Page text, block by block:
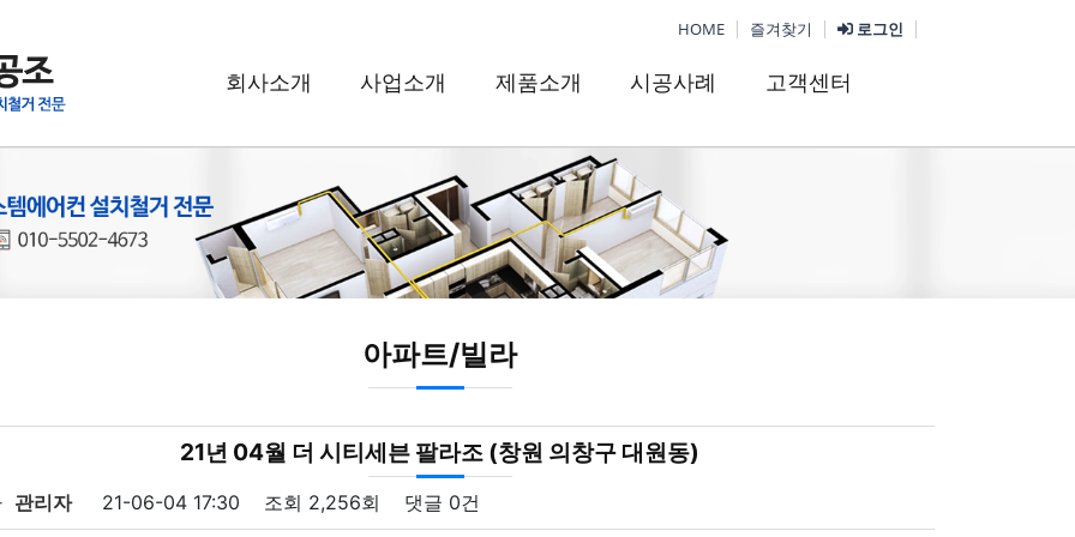
HOME 즐겨찾기 로그인
회사소개 사업소개 제품소개 시공사례 고객센터
아파트/빌라
21년 04월 더 시티세븐 팔라조 (창원 의창구 대원동)
관리자 21-06-04 17:30 조회 2,256회 댓글 0건